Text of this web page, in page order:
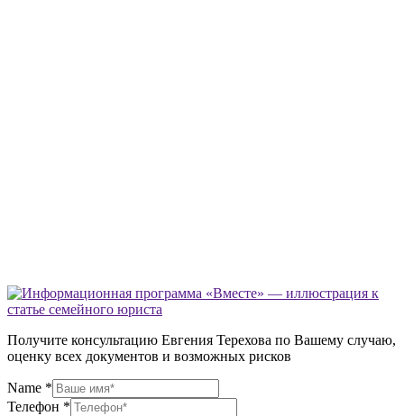
Получите консультацию Евгения Терехова по Вашему случаю,
оценку всех документов и возможных рисков
Name *
Телефон *